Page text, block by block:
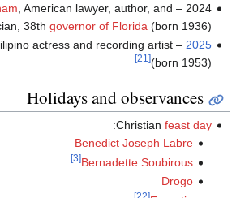
2024 –
, American lawyer, author, and
38th governor of Florida (born 1936)
2025
–
actress and recording artist
(born 1953)
[21]
Holidays and observances
Christian feast day
:
Benedict Joseph Labre
Bernadette Soubirous
[3]
Drogo